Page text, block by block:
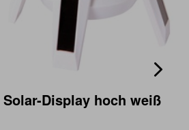
Solar-Display hoch weiß